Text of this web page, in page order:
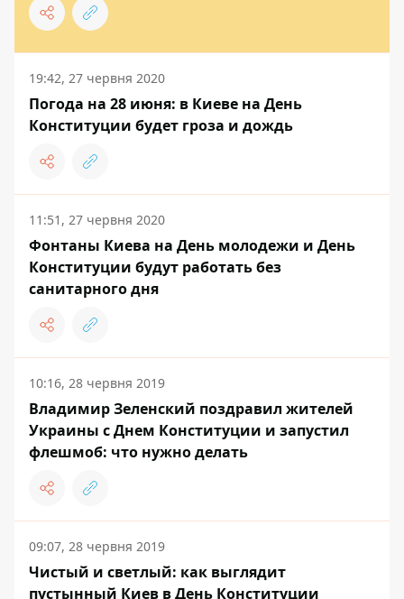
19:42, 27 червня 2020
Погода на 28 июня: в Киеве на День
Конституции будет гроза и дождь
11:51, 27 червня 2020
Фонтаны Киева на День молодежи и День
Конституции будут работать без
санитарного дня
10:16, 28 червня 2019
Владимир Зеленский поздравил жителей
Украины с Днем Конституции и запустил
флешмоб: что нужно делать
09:07, 28 червня 2019
Чистый и светлый: как выглядит
пустынный Киев в День Конституции